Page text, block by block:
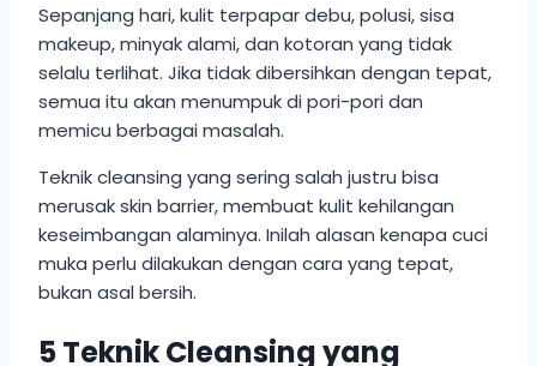
Sepanjang hari, kulit terpapar debu, polusi, sisa
makeup, minyak alami, dan kotoran yang tidak
selalu terlihat. Jika tidak dibersihkan dengan tepat,
semua itu akan menumpuk di pori-pori dan
memicu berbagai masalah.
Teknik cleansing yang sering salah justru bisa
merusak skin barrier, membuat kulit kehilangan
keseimbangan alaminya. Inilah alasan kenapa cuci
muka perlu dilakukan dengan cara yang tepat,
bukan asal bersih.
5 Teknik Cleansing yang